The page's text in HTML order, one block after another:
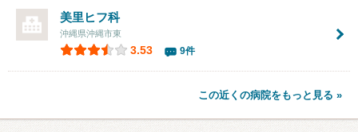
美里ヒフ科
沖縄県沖縄市東
3.53 9件
この近くの病院をもっと見る »